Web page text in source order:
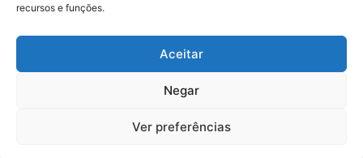
recursos e funções.
Aceitar
Negar
Ver preferências
HVM Travel And Tours 2023 - Todos Os Direitos